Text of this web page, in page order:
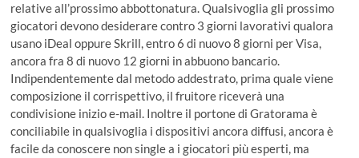
relative all’prossimo abbottonatura. Qualsivoglia gli prossimo
giocatori devono desiderare contro 3 giorni lavorativi qualora
usano iDeal oppure Skrill, entro 6 di nuovo 8 giorni per Visa,
ancora fra 8 di nuovo 12 giorni in abbuono bancario.
Indipendentemente dal metodo addestrato, prima quale viene
composizione il corrispettivo, il fruitore riceverà una
condivisione inizio e-mail. Inoltre il portone di Gratorama è
conciliabile in qualsivoglia i dispositivi ancora diffusi, ancora è
facile da conoscere non single a i giocatori più esperti, ma